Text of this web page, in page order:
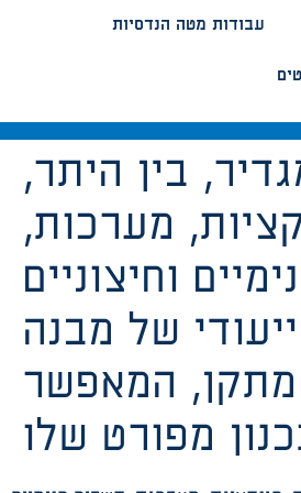
עבודות מטה הנדסיות
בין היתר,
מערכות,
וחיצוניים
של מבנה
המאפשר